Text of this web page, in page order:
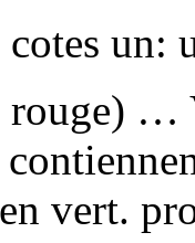
un:
…
vert.